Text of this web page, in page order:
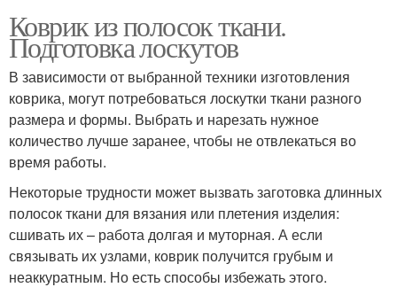
Коврик из полосок ткани.
Подготовка лоскутов
В зависимости от выбранной техники изготовления
коврика, могут потребоваться лоскутки ткани разного
размера и формы. Выбрать и нарезать нужное
количество лучше заранее, чтобы не отвлекаться во
время работы.
Некоторые трудности может вызвать заготовка длинных
полосок ткани для вязания или плетения изделия:
сшивать их – работа долгая и муторная. А если
связывать их узлами, коврик получится грубым и
неаккуратным. Но есть способы избежать этого.